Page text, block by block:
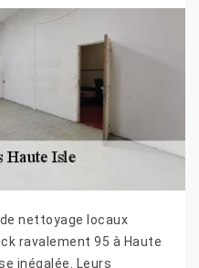
nettoyage locaux
ravalement 95 à Haute
inégalée. Leurs